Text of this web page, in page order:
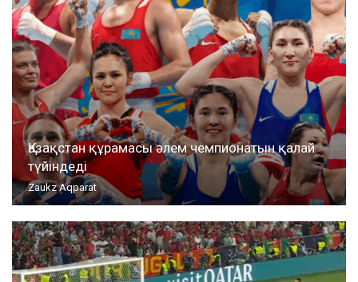
Қазақстан құрамасы әлем чемпионатын қалай
түйіндеді
Zaukz Aqparat